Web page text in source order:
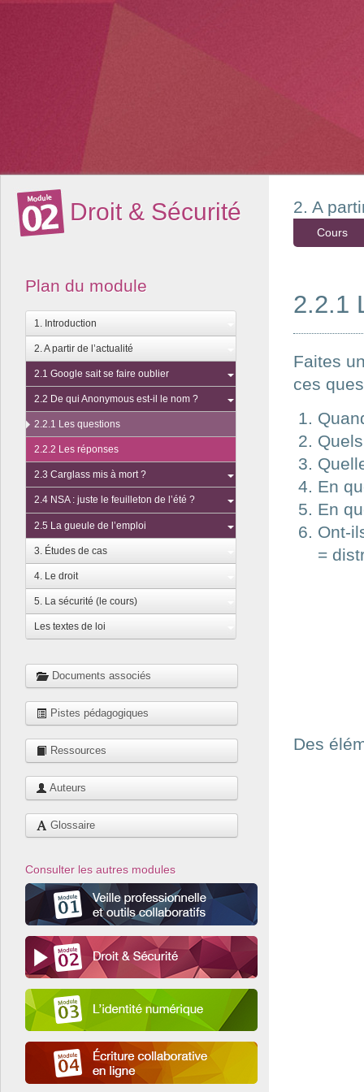
Droit & Sécurité
Plan du module
1. Introduction
2. A partir de l’actualité
2.1 Google sait se faire oublier
2.2 De qui Anonymous est-il le nom ?
2.2.1 Les questions
2.2.2 Les réponses
2.3 Carglass mis à mort ?
2.4 NSA : juste le feuilleton de l’été ?
2.5 La gueule de l’emploi
3. Études de cas
4. Le droit
5. La sécurité (le cours)
Les textes de loi
Documents associés
Pistes pédagogiques
Ressources
Auteurs
Glossaire
Consulter les autres modules
2. A
Cours
2.2.1
Faites
ces
En
En
Ont-
=
Des